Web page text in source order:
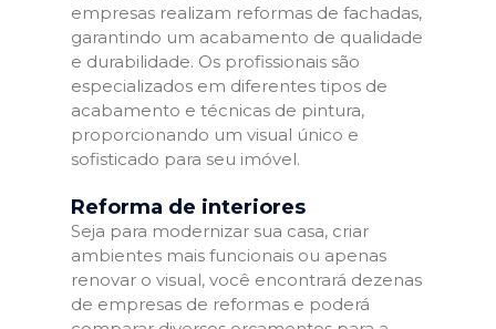
empresas realizam reformas de fachadas,
garantindo um acabamento de qualidade
e durabilidade. Os profissionais são
especializados em diferentes tipos de
acabamento e técnicas de pintura,
proporcionando um visual único e
sofisticado para seu imóvel.
Reforma de interiores
Seja para modernizar sua casa, criar
ambientes mais funcionais ou apenas
renovar o visual, você encontrará dezenas
de empresas de reformas e poderá